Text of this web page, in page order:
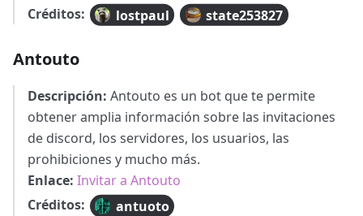
Créditos:
lostpaul state253827
Antouto
Descripción: Antouto es un bot que te permite
obtener amplia información sobre las invitaciones
de discord, los servidores, los usuarios, las
prohibiciones y mucho más.
Enlace: Invitar a Antouto
Créditos:
antuoto